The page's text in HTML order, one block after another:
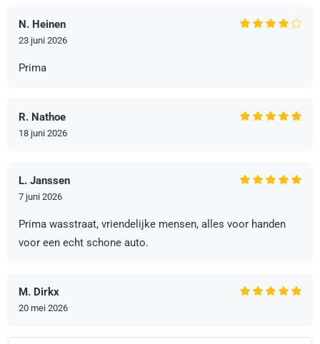
N. Heinen
23 juni 2026
Prima
R. Nathoe
18 juni 2026
L. Janssen
7 juni 2026
Prima wasstraat, vriendelijke mensen, alles voor handen
voor een echt schone auto.
M. Dirkx
20 mei 2026